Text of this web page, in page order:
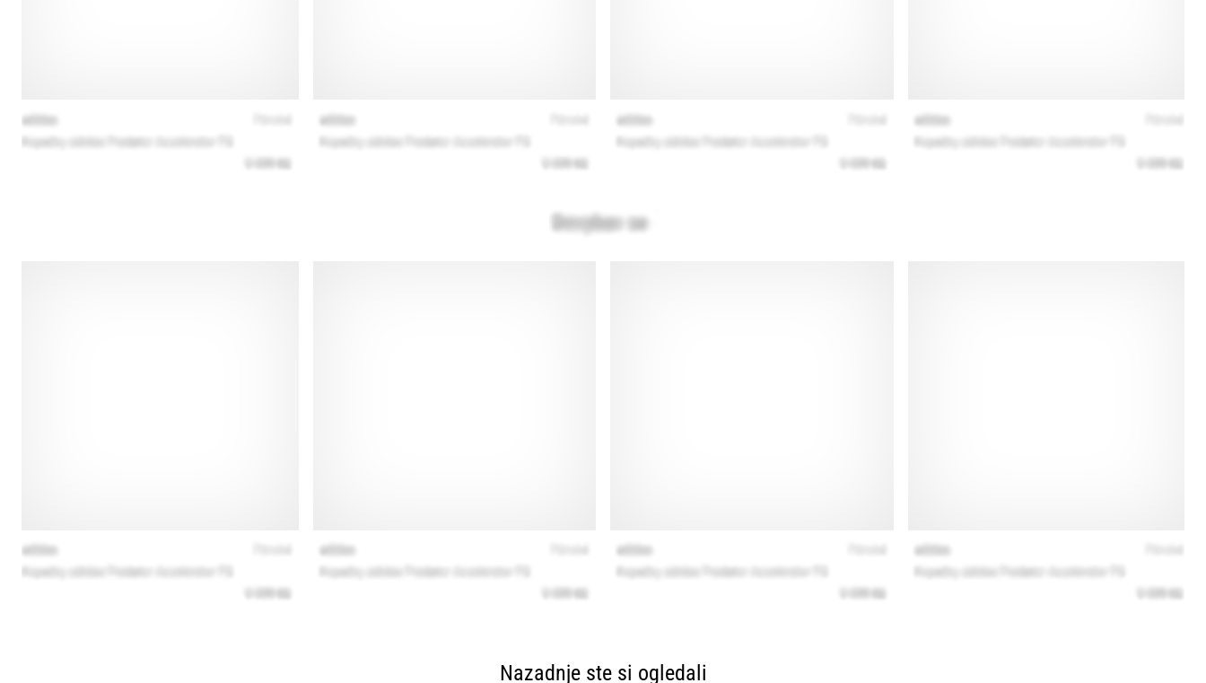
Nazadnje ste si ogledali